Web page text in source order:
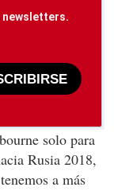
newsletters.
solo para
Rusia 2018,
a más